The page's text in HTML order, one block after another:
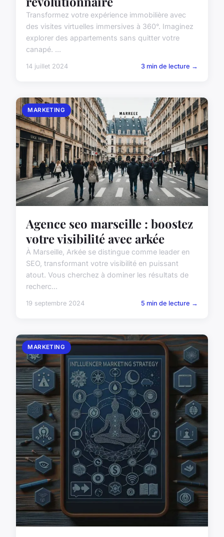
Transformez votre expérience immobilière avec
des visites virtuelles immersives à 360°. Imaginez
explorer des appartements sans quitter votre
canapé. ...
14 juillet 2024 3 min de lecture →
MARKETING
Agence seo marseille : boostez
votre visibilité avec arkée
À Marseille, Arkée se distingue comme leader en
SEO, transformant votre visibilité en puissant
atout. Vous cherchez à dominer les résultats de
recherc...
19 septembre 2024 5 min de lecture →
MARKETING